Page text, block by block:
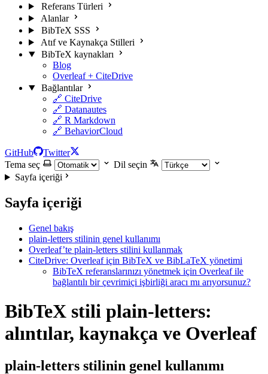
Referans Türleri
Alanlar
BibTeX SSS
Atıf ve Kaynakça Stilleri
BibTeX kaynakları
Blog
Overleaf + CiteDrive
Bağlantılar
🔗 CiteDrive
🔗 Datanautes
🔗 R Markdown
🔗 BehaviorCloud
GitHub
Twitter
Tema seç
Dil seçin
Sayfa içeriği
Sayfa içeriği
Genel bakış
plain-letters stilinin genel kullanımı
Overleaf’te plain-letters stilini kullanmak
CiteDrive: Overleaf için BibTeX ve BibLaTeX yönetimi
BibTeX referanslarınızı yönetmek için Overleaf ile
bağlantılı bir çevrimiçi işbirliği aracı mı arıyorsunuz?
BibTeX stili plain-letters:
alıntılar, kaynakça ve Overleaf
plain-letters stilinin genel kullanımı